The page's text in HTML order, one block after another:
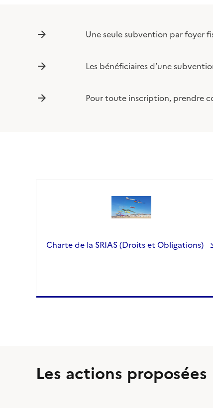
Une seule subvention par foyer
Les bénéficiaires d’une
Pour toute inscription, prendre
Charte de la SRIAS (Droits et Obligations)
Les actions proposées